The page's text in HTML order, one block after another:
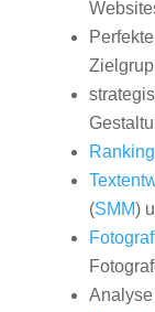
(SMM)